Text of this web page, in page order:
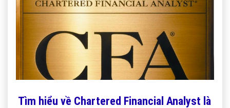
Tìm hiểu về Chartered Financial Analyst là